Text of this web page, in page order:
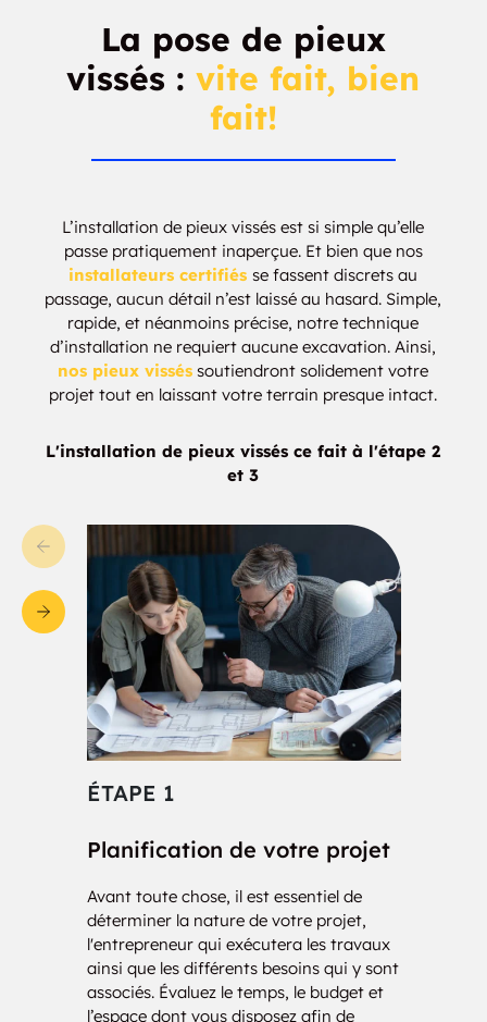
La pose de pieux
vissés :vite fait, bien
fait!
L’installation de pieux vissés est si simple qu’elle
passe pratiquement inaperçue. Et bien que nos
installateurs certifiésse fassent discrets au
passage, aucun détail n’est laissé au hasard. Simple,
rapide, et néanmoins précise, notre technique
d’installation ne requiert aucune excavation. Ainsi,
nos pieux vissés soutiendront solidement votre
projet tout en laissant votre terrain presque intact.
L'installation de pieux vissés ce fait à l'étape 2
et 3
ÉTAPE 1
Planification de votre projet
Avant toute chose, il est essentiel de
déterminer la nature de votre projet,
l'entrepreneur qui exécutera les travaux
ainsi que les différents besoins qui y sont
associés. Évaluez le temps, le budget et
l’espace dont vous disposez afin de